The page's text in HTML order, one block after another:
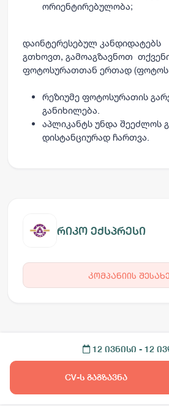
ორიენტირებულობა;
დაინტერესებულ კანდიდატებს
გთხოვთ, გამოაგზავნოთ
ფოტოსურათთან ერთად (ფოტოს
რეზიუმე ფოტოსურათის
განიხილება.
აპლიკანტს უნდა შეეძლოს
დისტანციურად ჩართვა.
რიკო ექსპრესი
კომპანიის
12 ივნისი - 12
CV-ს გაგზავნა